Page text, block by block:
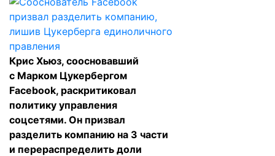
Крис Хьюз, соосновавший
с Марком Цукербергом
Facebook, раскритиковал
политику управления
соцсетями. Он призвал
разделить компанию на 3 части
и перераспределить доли